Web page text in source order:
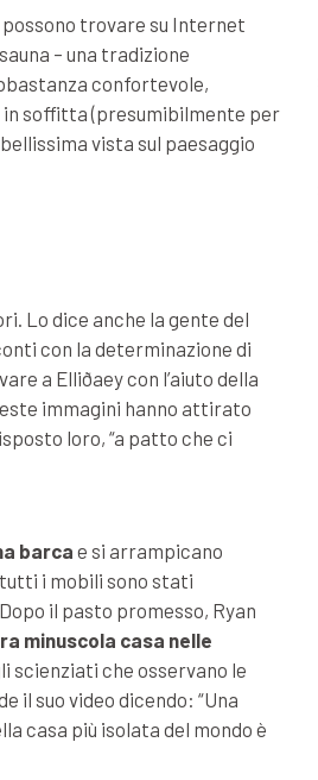
trovare su Internet
– una tradizione
confortevole,
soffitta (presumibilmente per
vista sul paesaggio
Lo dice anche la gente del
con la determinazione di
a Elliðaey con l’aiuto della
immagini hanno attirato
loro, “a patto che ci
barca e si arrampicano
i mobili sono stati
il pasto promesso, Ryan
minuscola casa nelle
scienziati che osservano le
il suo video dicendo: “Una
casa più isolata del mondo è